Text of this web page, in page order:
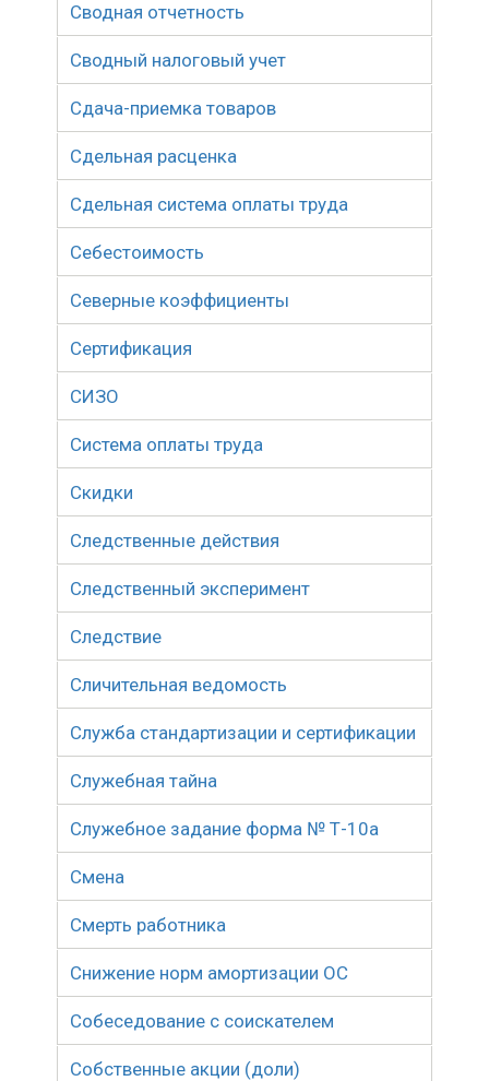
Сводная отчетность
Сводный налоговый учет
Сдача-приемка товаров
Сдельная расценка
Сдельная система оплаты труда
Себестоимость
Северные коэффициенты
Сертификация
СИЗО
Система оплаты труда
Скидки
Следственные действия
Следственный эксперимент
Следствие
Сличительная ведомость
Служба стандартизации и сертификации
Служебная тайна
Служебное задание форма № Т-10а
Смена
Смерть работника
Снижение норм амортизации ОС
Собеседование с соискателем
Собственные акции (доли)